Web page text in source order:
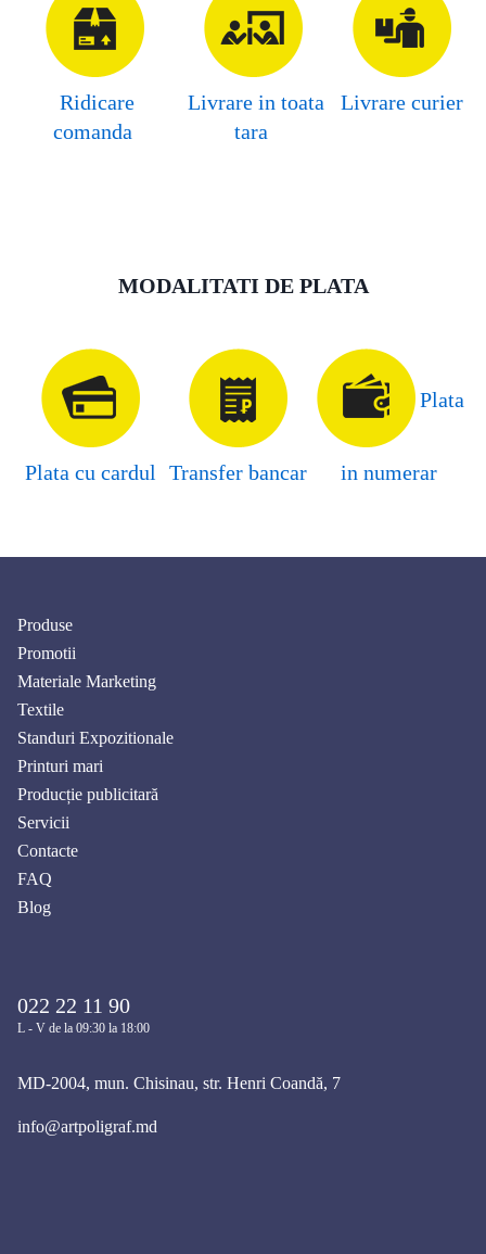
Ridicare
comanda
Livrare in toata
tara
Livrare curier
MODALITATI DE PLATA
Plata cu cardul Transfer bancar
Plata
in numerar
Produse
Promotii
Materiale Marketing
Textile
Standuri Expozitionale
Printuri mari
Producție publicitară
Servicii
Contacte
FAQ
Blog
022 22 11 90
L - V de la 09:30 la 18:00
MD-2004, mun. Chisinau, str. Henri Coandă, 7
info@artpoligraf.md